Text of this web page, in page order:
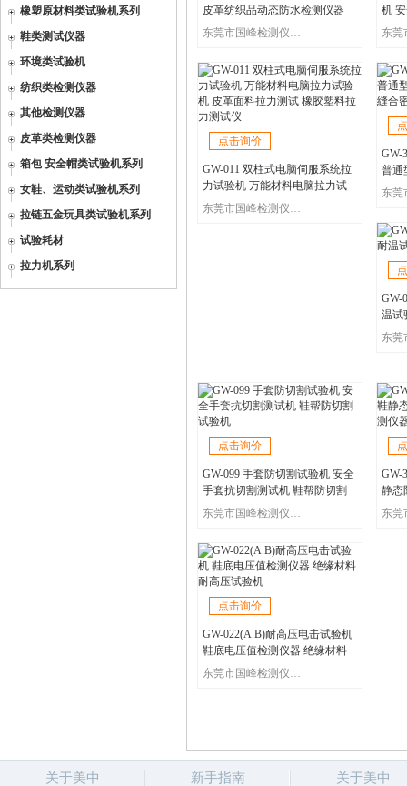
橡塑原材料类试验机系列
鞋类测试仪器
环境类试验机
纺织类检测仪器
其他检测仪器
皮革类检测仪器
箱包 安全帽类试验机系列
女鞋、运动类试验机系列
拉链五金玩具类试验机系列
试验耗材
拉力机系列
皮革纺织品动态防水检测仪器
皮革耐渗水检测仪器东莞市国峰检测仪器有限公司
机
鞋头
点击询价
GW-011 双柱式电脑伺服系统拉
力试验机 万能材料电脑拉力试
验机 皮革面料拉力测试 橡胶塑
东莞市国峰检测仪器有限公司
GW-
普通
风縫
GW-
温试
点击询价
GW-099 手套防切割试验机 安全
手套抗切割测试机 鞋帮防切割
试验机
东莞市国峰检测仪器有限公司
GW-
静态
测仪
点击询价
GW-022(A.B)耐高压电击试验机
鞋底电压值检测仪器 绝缘材料
耐高压试验机
东莞市国峰检测仪器有限公司
关于美中 新手指南 关于美中